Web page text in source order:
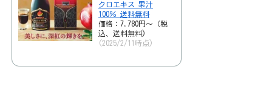
クロエキス 果汁
100％ 送料無料
価格：7,780円～（税
込、送料無料)
(2025/2/11時点)